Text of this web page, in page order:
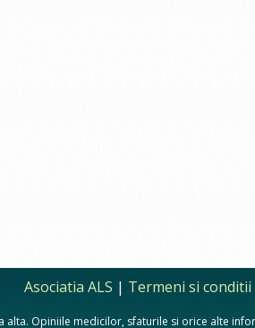
Asociatia ALS | Termeni si conditii
alta. Opiniile medicilor, sfaturile si orice alte